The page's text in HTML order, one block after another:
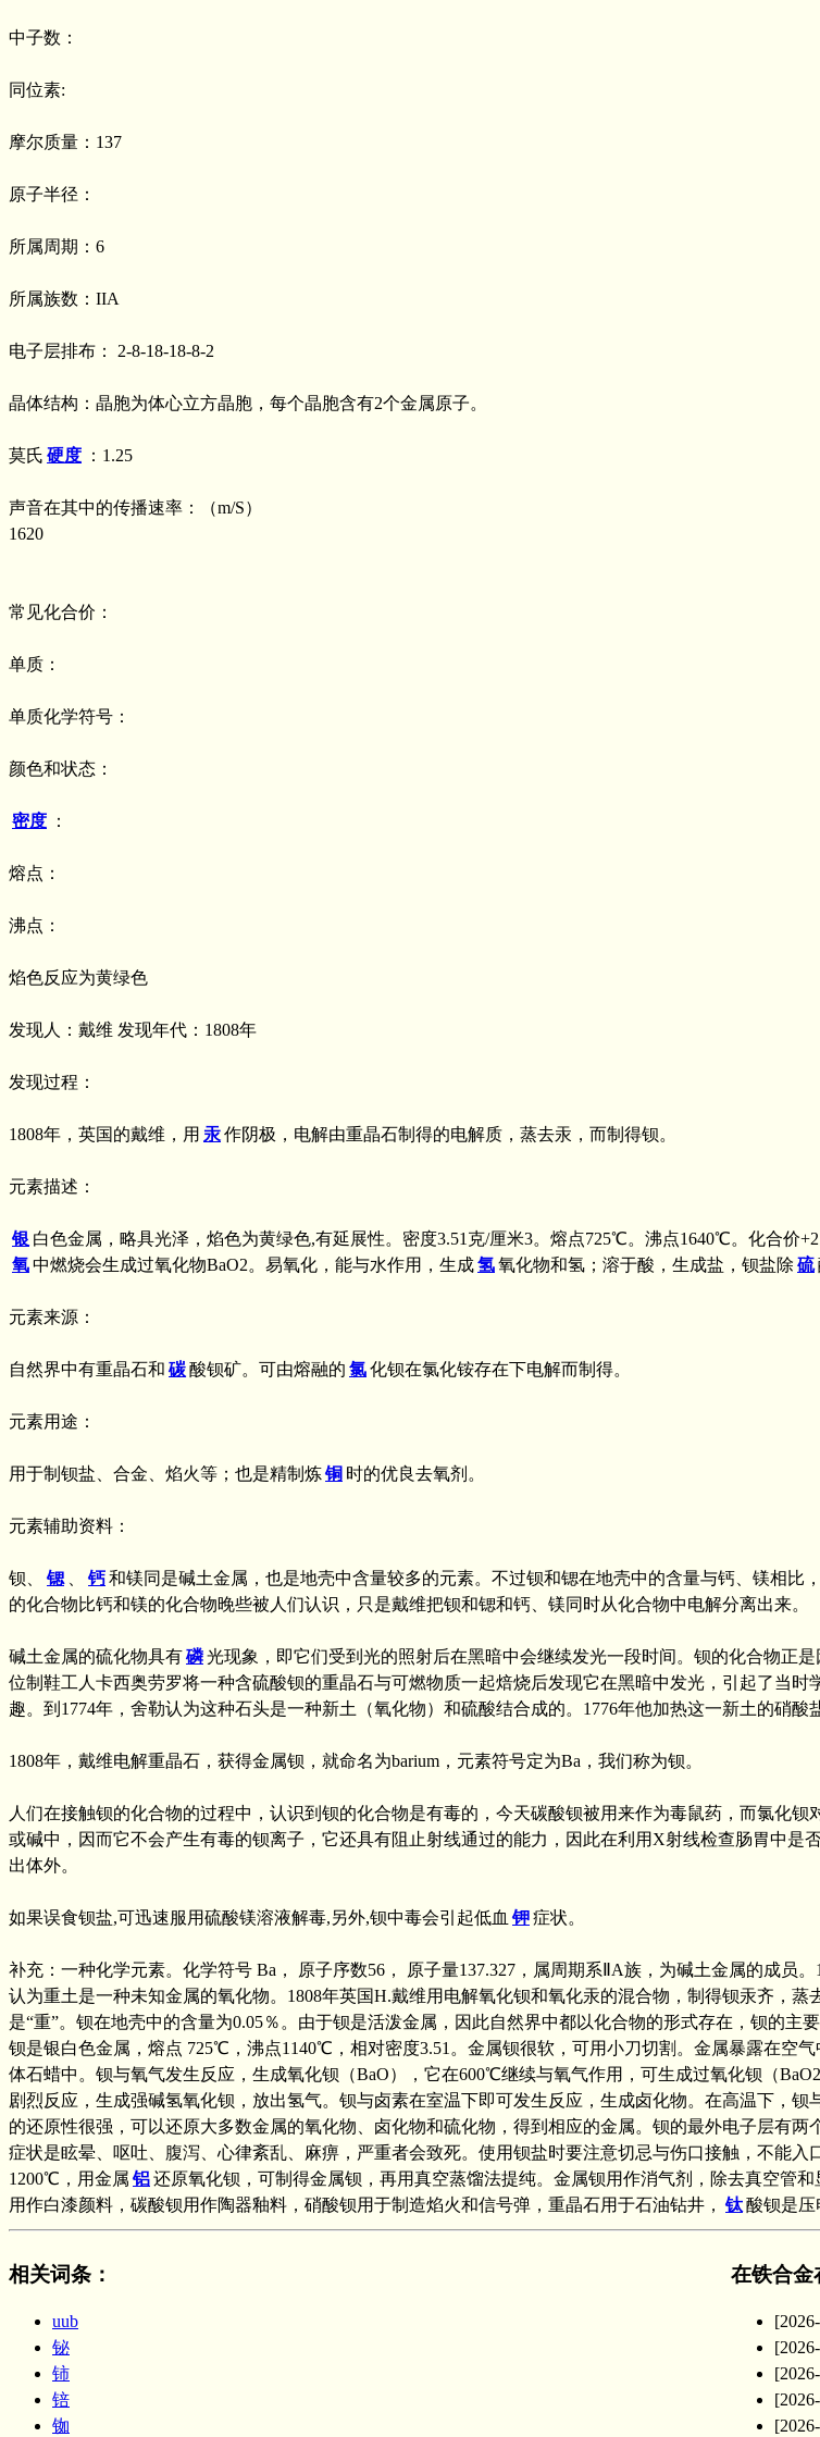
中子数：
同位素:
摩尔质量：137
原子半径：
所属周期：6
所属族数：IIA
电子层排布： 2-8-18-18-8-2
晶体结构：晶胞为体心立方晶胞，每个晶胞含有2个金属原子。
莫氏 硬度 ：1.25
声音在其中的传播速率：（m/S）
1620
常见化合价：
单质：
单质化学符号：
颜色和状态：
密度 ：
熔点：
沸点：
焰色反应为黄绿色
发现人：戴维 发现年代：1808年
发现过程：
1808年，英国的戴维，用 汞作阴极，电解由重晶石制得的电解质，蒸去汞，而制得钡。
元素描述：
银 白色金属，略具光泽，焰色为黄绿色,有延展性。密度3.51克/厘米3。熔点725℃。沸点1640℃。化合价
氧中燃烧会生成过氧化物BaO2。易氧化，能与水作用，生成氢氧化物和氢；溶于酸，生成盐，钡盐除 硫
元素来源：
自然界中有重晶石和 碳酸钡矿。可由熔融的 氯化钡在氯化铵存在下电解而制得。
元素用途：
用于制钡盐、合金、焰火等；也是精制炼铜 时的优良去氧剂。
元素辅助资料：
钡、 锶 钙和镁同是碱土金属，也是地壳中含量较多的元素。不过钡和锶在地壳中的含量与钙、镁相
的化合物比钙和镁的化合物晚些被人们认识，只是戴维把钡和锶和钙、镁同时从化合物中电解分离出来。
碱土金属的硫化物具有磷光现象，即它们受到光的照射后在黑暗中会继续发光一段时间。钡的化合物正
位制鞋工人卡西奥劳罗将一种含硫酸钡的重晶石与可燃物质一起焙烧后发现它在黑暗中发光，引起了当
趣。到1774年，舍勒认为这种石头是一种新土（氧化物）和硫酸结合成的。1776年他加热这一新土的硝酸
1808年，戴维电解重晶石，获得金属钡，就命名为barium，元素符号定为Ba，我们称为钡。
人们在接触钡的化合物的过程中，认识到钡的化合物是有毒的，今天碳酸钡被用来作为毒鼠药，而氯化
或碱中，因而它不会产生有毒的钡离子，它还具有阻止射线通过的能力，因此在利用X射线检查肠胃中
出体外。
如果误食钡盐,可迅速服用硫酸镁溶液解毒,另外,钡中毒会引起低血 钾症状。
补充：一种化学元素。化学符号 Ba， 原子序数56， 原子量137.327，属周期系ⅡA族，为碱土金属的成员
认为重土是一种未知金属的氧化物。1808年英国H.戴维用电解氧化钡和氧化汞的混合物，制得钡汞齐，
是“重”。钡在地壳中的含量为0.05％。由于钡是活泼金属，因此自然界中都以化合物的形式存在，钡的主
钡是银白色金属，熔点 725℃，沸点1140℃，相对密度3.51。金属钡很软，可用小刀切割。金属暴露在空
体石蜡中。钡与氧气发生反应，生成氧化钡（BaO），它在600℃继续与氧气作用，可生成过氧化钡（
剧烈反应，生成强碱氢氧化钡，放出氢气。钡与卤素在室温下即可发生反应，生成卤化物。在高温下，钡
的还原性很强，可以还原大多数金属的氧化物、卤化物和硫化物，得到相应的金属。钡的最外电子层有
症状是眩晕、呕吐、腹泻、心律紊乱、麻痹，严重者会致死。使用钡盐时要注意切忌与伤口接触，不能
1200℃，用金属 铝还原氧化钡，可制得金属钡，再用真空蒸馏法提纯。金属钡用作消气剂，除去真空管
用作白漆颜料，碳酸钡用作陶器釉料，硝酸钡用于制造焰火和信号弹，重晶石用于石油钻井， 钛酸钡是压
相关词条 ：
uub
铋
铈
锫
铷
在铁合金